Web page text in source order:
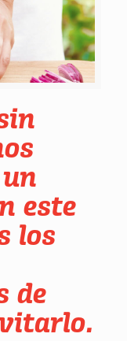
este
los
de